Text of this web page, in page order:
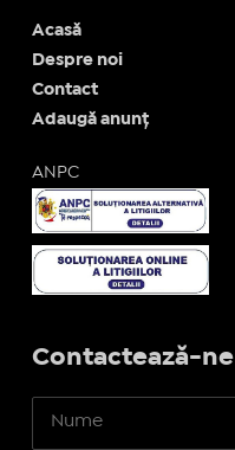
Acasă
Despre noi
Contact
Adaugă anunț
ANPC
Contactează-ne